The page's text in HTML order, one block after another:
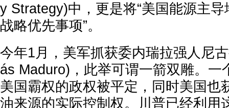
y Strategy)中，更是将“美国能源主导
战略优先事项”。
今年1月，美军抓获委内瑞拉强人尼
ás Maduro)，此举可谓一箭双雕。一
美国霸权的政权被平定，同时美国也
油来源的实际控制权。川普已经利用